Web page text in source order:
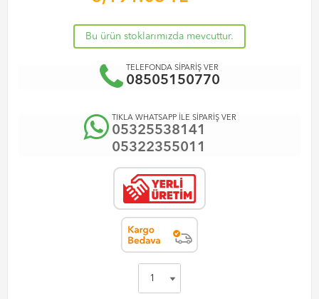
Bu ürün stoklarımızda mevcuttur.
TELEFONDA SİPARİŞ VER
08505150770
TIKLA WHATSAPP İLE SİPARİŞ VER
05325538141
05322355011